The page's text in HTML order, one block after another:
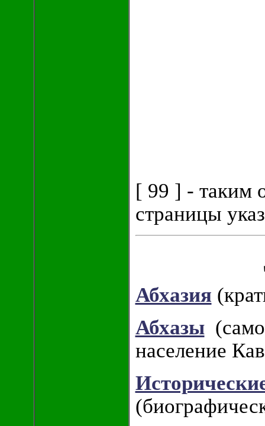
[ 99 ] - таким
страницы
Абхазия
Абхазы
население